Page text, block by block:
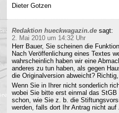
Dieter Gotzen
Redaktion hueckwagazin.de sagt:
2. Mai 2010 um 14:32 Uhr
Herr Bauer, Sie scheinen die
Nach Veröffenlichung eines Textes
wahrscheinlich haben wir eine
anderes zu tun haben, als gegen
die Originalversion abweicht?
Wenn Sie in Ihrer nicht sonderlich
wobei Sie bitte erst einmal das
schon, wie Sie z. b. die
werden, falls dort Ihr Antrag nicht